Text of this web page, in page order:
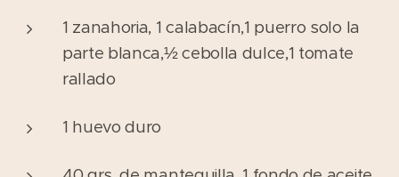
1 zanahoria, 1 calabacín,1 puerro solo la
parte blanca,½ cebolla dulce,1 tomate
rallado
1 huevo duro